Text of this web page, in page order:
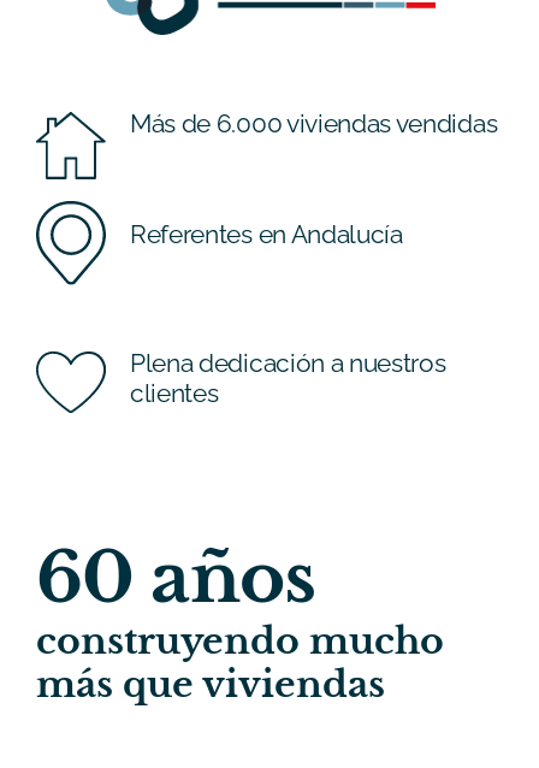
Más de 6.000 viviendas vendidas
Referentes en Andalucía
Plena dedicación a nuestros
clientes
60 años
construyendo mucho
más que viviendas